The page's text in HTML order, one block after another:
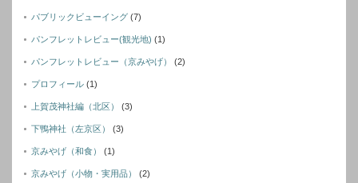
パブリックビューイング (7)
パンフレットレビュー(観光地) (1)
パンフレットレビュー（京みやげ） (2)
プロフィール (1)
上賀茂神社編（北区） (3)
下鴨神社（左京区） (3)
京みやげ（和食） (1)
京みやげ（小物・実用品） (2)